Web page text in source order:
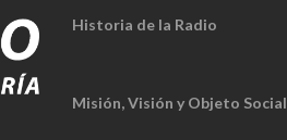
Historia de la Radio
Misión, Visión y Objeto Social